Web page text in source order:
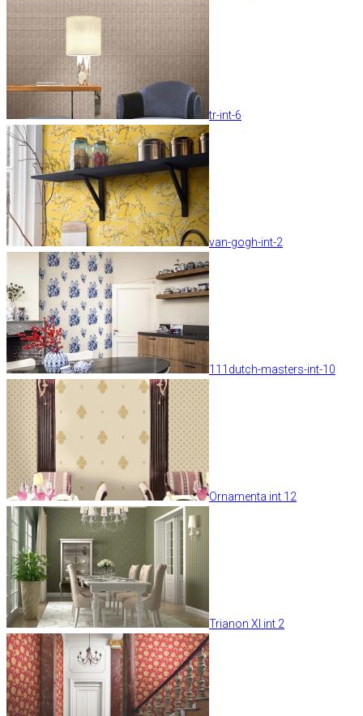
tr-int-6
van-gogh-int-2
111dutch-masters-int-10
Ornamenta int 12
Trianon XI int 2